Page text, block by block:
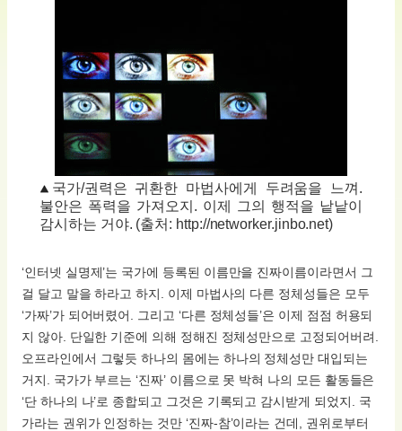
국가/권력은 귀환한 마법사에게 두려움을 느껴.
불안은 폭력을 가져오지. 이제 그의 행적을 낱낱이
감시하는 거야. (출처: http://networker.jinbo.net)
‘인터넷 실명제’는 국가에 등록된 이름만을 진짜이름이라면서 그
걸 달고 말을 하라고 하지. 이제 마법사의 다른 정체성들은 모두
‘가짜’가 되어버렸어. 그리고 ‘다른 정체성들’은 이제 점점 허용되
지 않아. 단일한 기준에 의해 정해진 정체성만으로 고정되어버려.
오프라인에서 그렇듯 하나의 몸에는 하나의 정체성만 대입되는
거지. 국가가 부르는 ‘진짜’ 이름으로 못 박혀 나의 모든 활동들은
‘단 하나의 나’로 종합되고 그것은 기록되고 감시받게 되었지. 국
가라는 권위가 인정하는 것만 ‘진짜-참’이라는 건데, 권위로부터